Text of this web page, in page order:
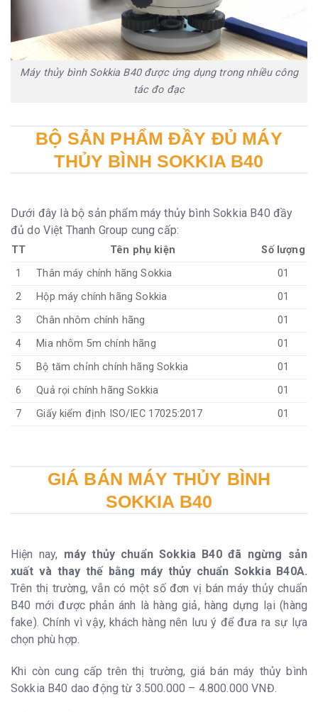
Máy thủy bình Sokkia B40 được ứng dụng trong nhiều công
tác đo đạc
BỘ SẢN PHẨM ĐẦY ĐỦ MÁY
THỦY BÌNH SOKKIA B40
Dưới đây là bộ sản phẩm máy thủy bình Sokkia B40 đầy
đủ do Việt Thanh Group cung cấp:
TT Tên phụ kiện
Số lượng
1
Thân máy chính hãng Sokkia
01
2
Hộp máy chính hãng Sokkia
01
3
Chân nhôm chính hãng
01
4
Mia nhôm 5m chính hãng
01
5
Bộ tăm chỉnh chính hãng Sokkia
01
6
Quả rọi chính hãng Sokkia
01
7
Giấy kiểm định ISO/IEC 17025:2017 01
GIÁ BÁN MÁY THỦY BÌNH
SOKKIA B40
Hiện nay, máy thủy chuẩn Sokkia B40 đã ngừng sản
xuất và thay thế bằng máy thủy chuẩn Sokkia B40A.
Trên thị trường, vẫn có một số đơn vị bán máy thủy chuẩn
B40 mới được phản ánh là hàng giả, hàng dựng lại (hàng
fake). Chính vì vậy, khách hàng nên lưu ý để đưa ra sự lựa
chọn phù hợp.
Khi còn cung cấp trên thị trường, giá bán máy thủy bình
Sokkia B40 dao động từ 3.500.000 – 4.800.000 VNĐ.